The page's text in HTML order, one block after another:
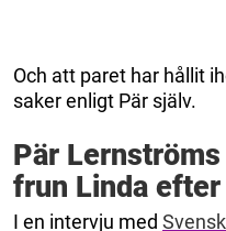
Och att paret har hållit
saker enligt Pär själv.
Pär
frun Linda
I en intervju med